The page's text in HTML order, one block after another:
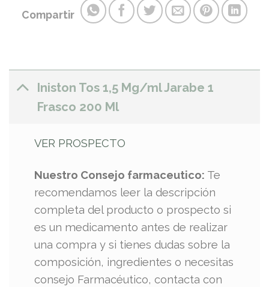
Compartir
Iniston Tos 1,5 Mg/ml Jarabe 1
Frasco 200 Ml
VER PROSPECTO
Nuestro Consejo farmaceutico: Te
recomendamos leer la descripción
completa del producto o prospecto si
es un medicamento antes de realizar
una compra y si tienes dudas sobre la
composición, ingredientes o necesitas
consejo Farmacéutico, contacta con